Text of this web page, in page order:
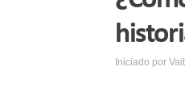
Iniciado por